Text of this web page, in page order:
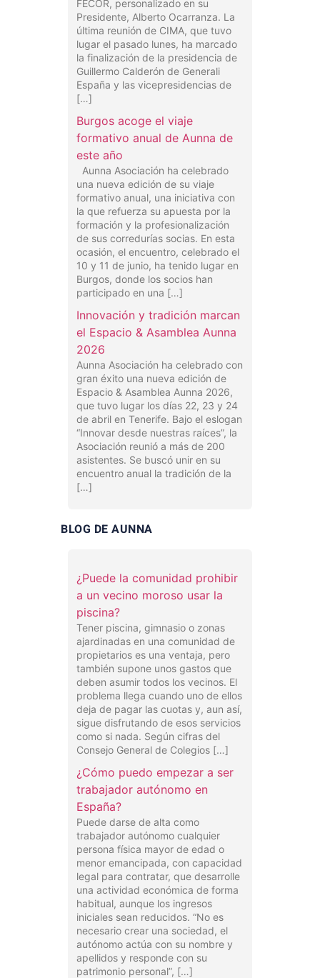
FECOR, personalizado en su
Presidente, Alberto Ocarranza. La
última reunión de CIMA, que tuvo
lugar el pasado lunes, ha marcado
la finalización de la presidencia de
Guillermo Calderón de Generali
España y las vicepresidencias de
[…]
Burgos acoge el viaje
formativo anual de Aunna de
este año
Aunna Asociación ha celebrado
una nueva edición de su viaje
formativo anual, una iniciativa con
la que refuerza su apuesta por la
formación y la profesionalización
de sus corredurías socias. En esta
ocasión, el encuentro, celebrado el
10 y 11 de junio, ha tenido lugar en
Burgos, donde los socios han
participado en una […]
Innovación y tradición marcan
el Espacio & Asamblea Aunna
2026
Aunna Asociación ha celebrado con
gran éxito una nueva edición de
Espacio & Asamblea Aunna 2026,
que tuvo lugar los días 22, 23 y 24
de abril en Tenerife. Bajo el eslogan
“Innovar desde nuestras raíces”, la
Asociación reunió a más de 200
asistentes. Se buscó unir en su
encuentro anual la tradición de la
[…]
BLOG DE AUNNA
¿Puede la comunidad prohibir
a un vecino moroso usar la
piscina?
Tener piscina, gimnasio o zonas
ajardinadas en una comunidad de
propietarios es una ventaja, pero
también supone unos gastos que
deben asumir todos los vecinos. El
problema llega cuando uno de ellos
deja de pagar las cuotas y, aun así,
sigue disfrutando de esos servicios
como si nada. Según cifras del
Consejo General de Colegios […]
¿Cómo puedo empezar a ser
trabajador autónomo en
España?
Puede darse de alta como
trabajador autónomo cualquier
persona física mayor de edad o
menor emancipada, con capacidad
legal para contratar, que desarrolle
una actividad económica de forma
habitual, aunque los ingresos
iniciales sean reducidos. “No es
necesario crear una sociedad, el
autónomo actúa con su nombre y
apellidos y responde con su
patrimonio personal”, […]